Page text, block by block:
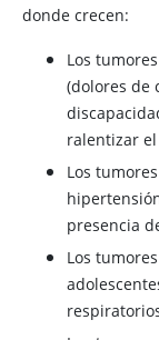
donde crecen:
Los
(dolores de
ralentizar
Los
presencia
Los